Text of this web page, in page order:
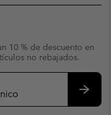
10 % de descuento en
no rebajados.